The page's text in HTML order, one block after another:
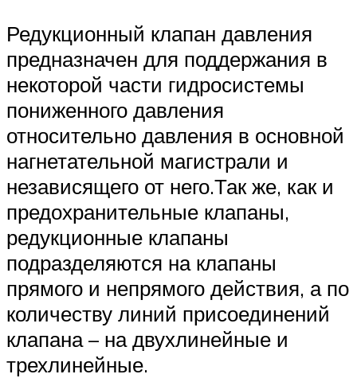
Редукционный клапан давления
предназначен для поддержания в
некоторой части гидросистемы
пониженного давления
относительно давления в основной
нагнетательной магистрали и
независящего от него.Так же, как и
предохранительные клапаны,
редукционные клапаны
подразделяются на клапаны
прямого и непрямого действия, а по
количеству линий присоединений
клапана – на двухлинейные и
трехлинейные.